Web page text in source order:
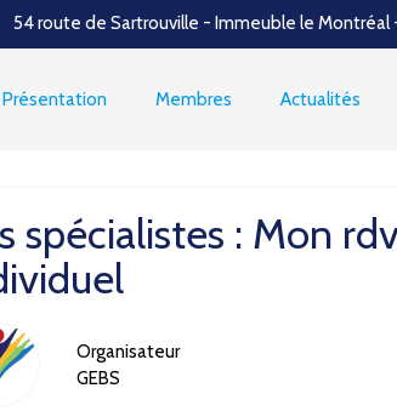
54 route de Sartrouville - Immeuble le Montréal
Présentation Membres Actualités
spécialistes : Mon
Organisateur
GEBS